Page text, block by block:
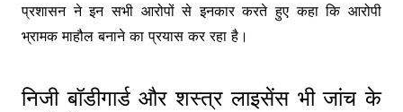
प्रशासन ने इन सभी आरोपों से इनकार करते हुए कहा कि आरोपी
भ्रामक माहौल बनाने का प्रयास कर रहा है।
निजी बॉडीगार्ड और शस्त्र लाइसेंस भी जांच के